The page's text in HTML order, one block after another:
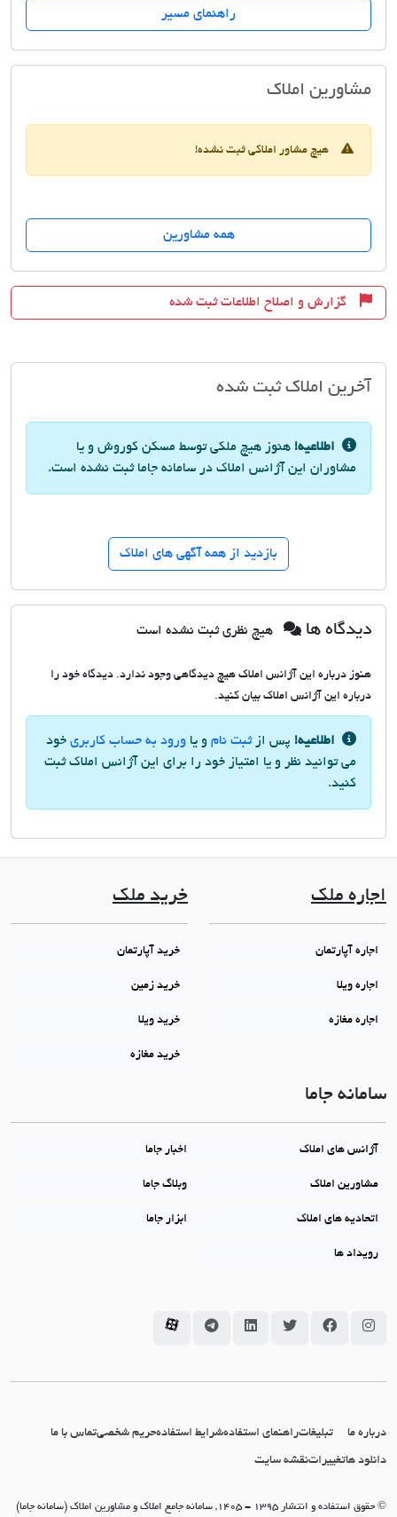
راهنمای مسیر
مشاورین املاکمسکن کوروش
هیچ مشاور املاکی ثبت نشده!
همه مشاورین
گزارش و اصلاح اطلاعات ثبت شده
آخرین املاک ثبت شده
اطلاعیه! هنوز هیچ ملکی توسط مسکن کوروش و یا
مشاوران این آژانس املاک در سامانه جاما ثبت نشده است.
بازدید از همه آگهی های املاک
دیدگاه ها هیچ نظری ثبت نشده است
هنوز درباره این آژانس املاک هیچ دیدگاهی وجود ندارد. دیدگاه خود را
درباره این آژانس املاک بیان کنید.
اطلاعیه! پس ازثبت نام و یا ورود به حساب کاربری خود
می توانید نظر و یا امتیاز خود را برای این آژانس املاک ثبت
کنید.
اجاره ملک
اجاره آپارتمان
اجاره ویلا
اجاره مغازه
خرید ملک
خرید آپارتمان
خرید زمین
خرید ویلا
خرید مغازه
سامانه جاما
آژانس های املاک اخبار جاما
مشاورین املاک وبلاگ جاما
اتحادیه های املاک ابزار جاما
رویداد ها
سامانه جاما در اینستاگرام
سامانه جاما در فیسبوک
سامانه جاما در توئیتر
سامانه جاما در لینکداین
سامانه جاما در تلگرام
سامانه جاما در آپارات
درباره ما تبلیغاتراهنمای استفادهشرایط استفادهحریم شخصیتماس با ما
دانلود هاتغییراتنقشه سایت
© حقوق استفاده و انتشار 1395 - 1405, سامانه جامع املاک و مشاورین املاک (سامانه جاما)